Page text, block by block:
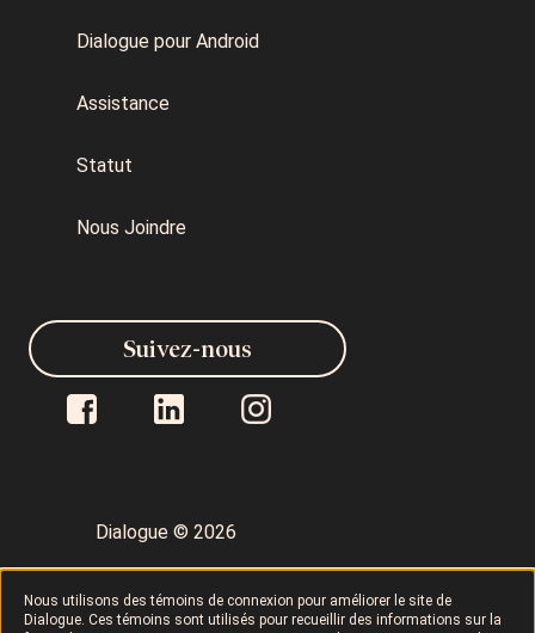
Nous utilisons des témoins de connexion pour améliorer le site de
Dialogue. Ces témoins sont utilisés pour recueillir des informations sur la
Dialogue pour Android
Assistance
Statut
Nous Joindre
Dialogue © 2026
Politique de confidentialité
Suivez-nous